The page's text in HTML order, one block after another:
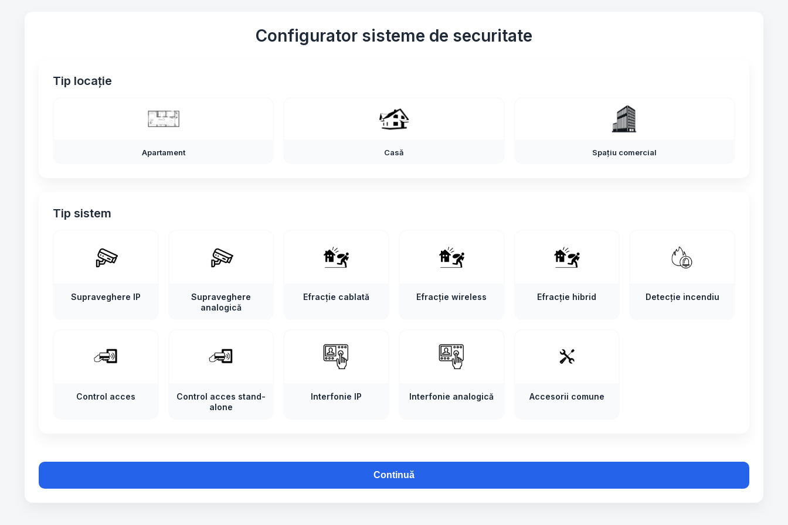
Configurator sisteme de securitate
Tip locație
Apartament Casă Spațiu comercial
Tip sistem
Supraveghere IP
Supraveghere
analogică
Efracție cablată Efracție wireless Efracție hibrid Detecție incendiu
Control acces
Control acces stand-
alone
Interfonie IP Interfonie analogică Accesorii comune
Continuă